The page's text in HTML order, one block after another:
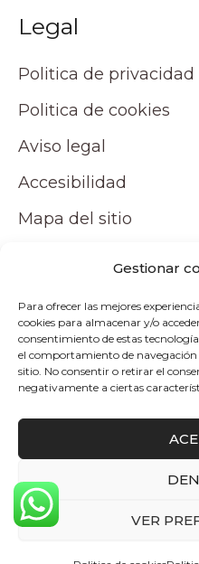
Gestionar
Para ofrecer las mejores
cookies para almacenar y/o
consentimiento de estas
el comportamiento de navegación
sitio. No consentir o retirar el
negativamente a ciertas
VER
Legal
Politica de privacidad
Politica de cookies
Aviso legal
Accesibilidad
Mapa del sitio
Tu cuenta
Mi cuenta
Carrito
Politica de envio y
Copyright © 2026